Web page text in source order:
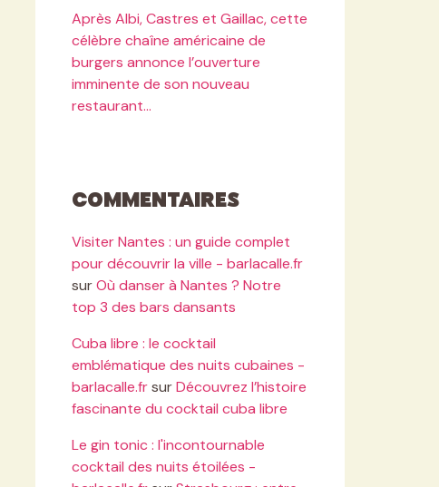
Après Albi, Castres et Gaillac, cette
célèbre chaîne américaine de
burgers annonce l’ouverture
imminente de son nouveau
restaurant…
Commentaires
Visiter Nantes : un guide complet
pour découvrir la ville - barlacalle.fr
surOù danser à Nantes ? Notre
top 3 des bars dansants
Cuba libre : le cocktail
emblématique des nuits cubaines -
barlacalle.frsurDécouvrez l’histoire
fascinante du cocktail cuba libre
Le gin tonic : l'incontournable
cocktail des nuits étoilées -